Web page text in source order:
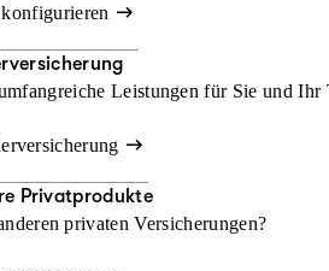
Leistungen für Sie und Ihr
Privatprodukte
privaten Versicherungen?